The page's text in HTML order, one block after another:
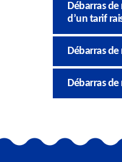
Débarras
d’un tarif
Débarras
Débarras